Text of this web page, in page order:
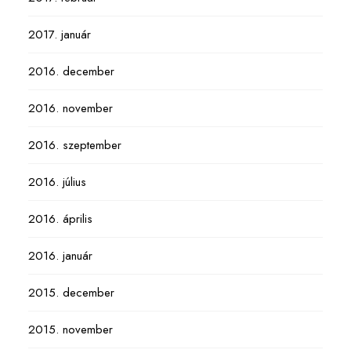
2017. január
2016. december
2016. november
2016. szeptember
2016. július
2016. április
2016. január
2015. december
2015. november